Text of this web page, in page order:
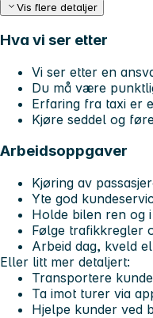
Vis flere detaljer
Hva vi ser etter
Vi ser etter en
Du må være
Erfaring fra taxi er
Kjøre seddel og
Arbeidsoppgaver
Kjøring av
Yte god
Holde bilen ren og
Følge trafikkregler
Arbeid dag, kveld
Eller litt mer detaljert:
Transportere
Ta imot turer via
Hjelpe kunder ved